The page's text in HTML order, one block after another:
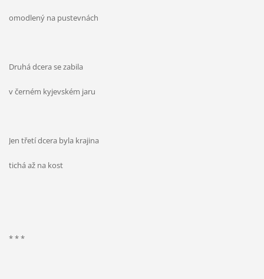
omodlený na pustevnách
Druhá dcera se zabila
v černém kyjevském jaru
Jen třetí dcera byla krajina
tichá až na kost
* * *